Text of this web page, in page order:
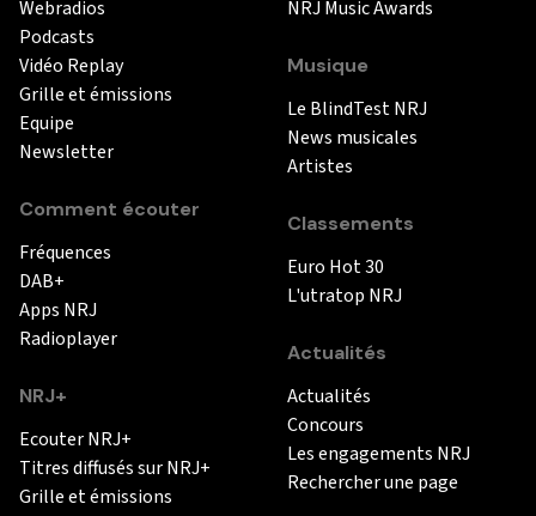
Webradios
Podcasts
Vidéo Replay
Grille et émissions
Equipe
Newsletter
Comment écouter
Fréquences
DAB+
Apps NRJ
Radioplayer
NRJ+
Ecouter NRJ+
Titres diffusés sur NRJ+
Grille et émissions
NRJ Music Awards
Musique
Le BlindTest NRJ
News musicales
Artistes
Classements
Euro Hot 30
L'utratop NRJ
Actualités
Actualités
Concours
Les engagements NRJ
Rechercher une page